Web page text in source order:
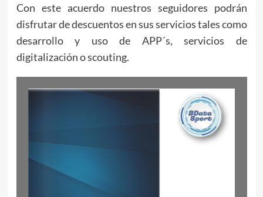
Con este acuerdo nuestros seguidores podrán
disfrutar de descuentos en sus servicios tales como
desarrollo y uso de APP´s, servicios de
digitalización o scouting.